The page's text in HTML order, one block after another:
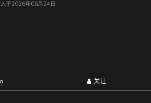
于2026年06月24日
关注